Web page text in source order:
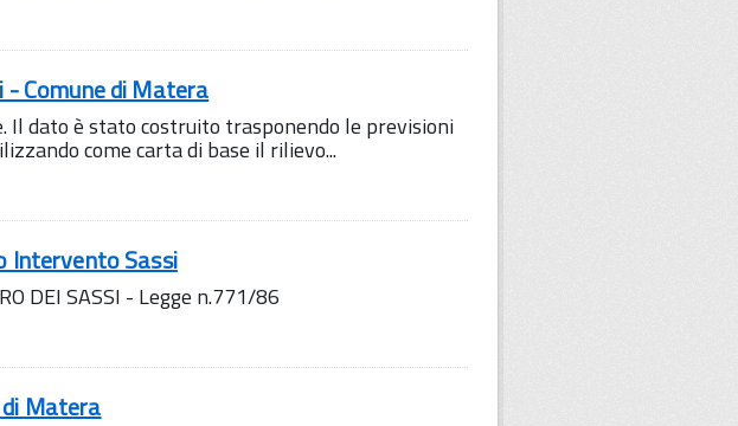
Comune di Matera
dato è stato costruito trasponendo le previsioni
come carta di base il rilievo...
Intervento Sassi
DEI SASSI - Legge n.771/86
Matera